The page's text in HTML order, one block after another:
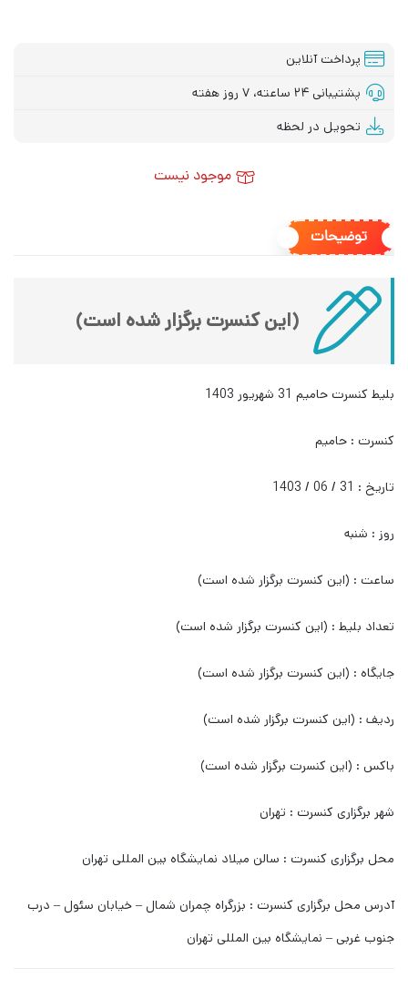
پرداخت آنلاین
پشتیبانی ۲۴ ساعته، ۷ روز هفته
تحویل در لحظه
موجود نیست
توضیحات
(این کنسرت برگزار شده است)
بلیط کنسرت حامیم 31 شهریور 1403
کنسرت : حامیم
تاریخ : 31 / 06 / 1403
روز : شنبه
ساعت : (این کنسرت برگزار شده است)
تعداد بلیط : (این کنسرت برگزار شده است)
جایگاه : (این کنسرت برگزار شده است)
ردیف : (این کنسرت برگزار شده است)
باکس : (این کنسرت برگزار شده است)
شهر برگزاری کنسرت : تهران
محل برگزاری کنسرت : سالن میلاد نمایشگاه بین المللی تهران
آدرس محل برگزاری کنسرت : بزرگراه چمران شمال – خیابان سئول – درب
جنوب غربی – نمایشگاه بین المللی تهران